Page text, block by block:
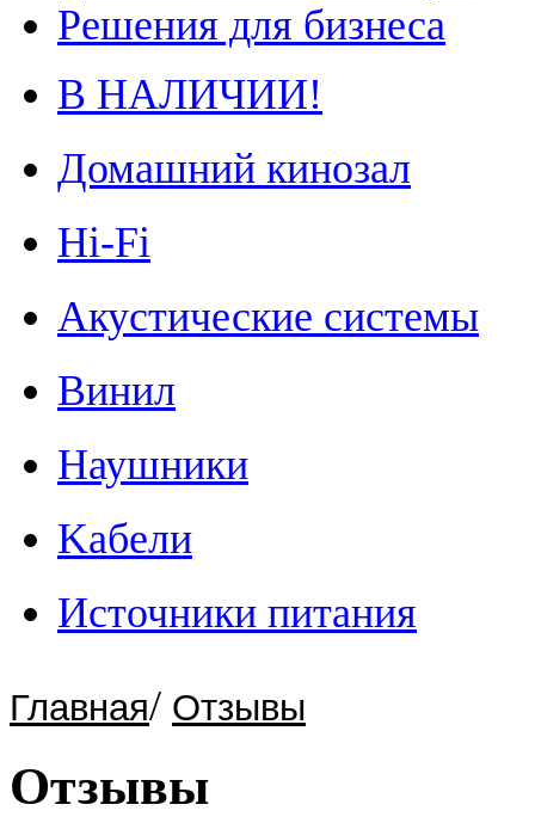
Решения для бизнеса
В НАЛИЧИИ!
Домашний кинозал
Hi-Fi
Акустические системы
Винил
Наушники
Kабели
Источники питания
Главная/ Отзывы
Отзывы